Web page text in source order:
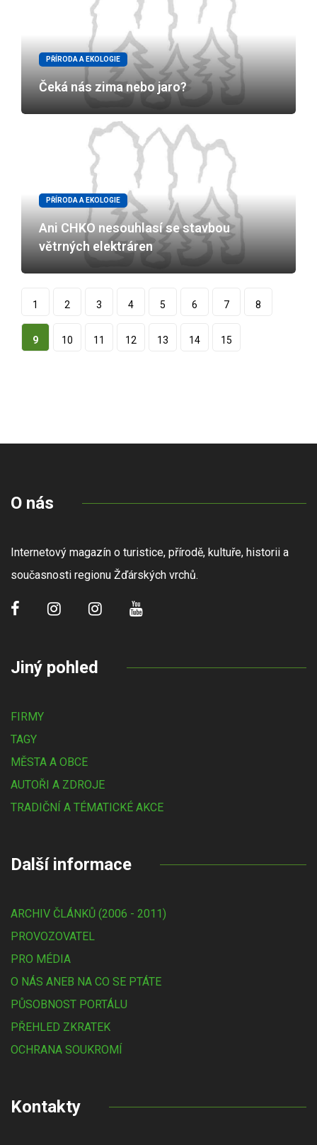
PŘÍRODA A EKOLOGIE
Čeká nás zima nebo jaro?
PŘÍRODA A EKOLOGIE
Ani CHKO nesouhlasí se stavbou
větrných elektráren
1 2 3 4 5 6 7 8
9 10 11 12 13 14 15
O nás
Internetový magazín o turistice, přírodě, kultuře, historii a
současnosti regionu Žďárských vrchů.
Jiný pohled
FIRMY
TAGY
MĚSTA A OBCE
AUTOŘI A ZDROJE
TRADIČNÍ A TÉMATICKÉ AKCE
Další informace
ARCHIV ČLÁNKŮ (2006 - 2011)
PROVOZOVATEL
PRO MÉDIA
O NÁS ANEB NA CO SE PTÁTE
PŮSOBNOST PORTÁLU
PŘEHLED ZKRATEK
OCHRANA SOUKROMÍ
Kontakty